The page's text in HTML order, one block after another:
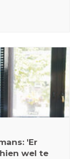
'Er
wel te